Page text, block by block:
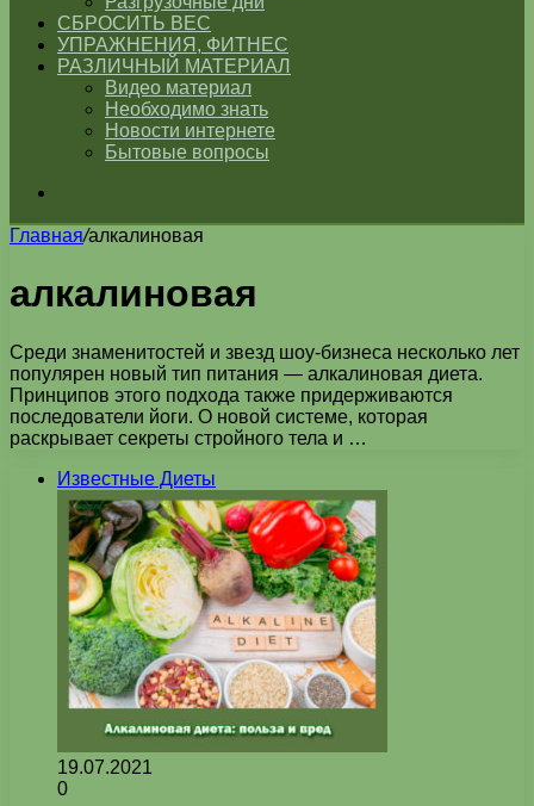
СБРОСИТЬ ВЕС
УПРАЖНЕНИЯ, ФИТНЕС
РАЗЛИЧНЫЙ МАТЕРИАЛ
Видео материал
Необходимо знать
Новости интернете
Бытовые вопросы
Главная/алкалиновая
алкалиновая
Среди знаменитостей и звезд шоу-бизнеса несколько лет
популярен новый тип питания — алкалиновая диета.
Принципов этого подхода также придерживаются
последователи йоги. О новой системе, которая
раскрывает секреты стройного тела и …
Известные Диеты
19.07.2021
0